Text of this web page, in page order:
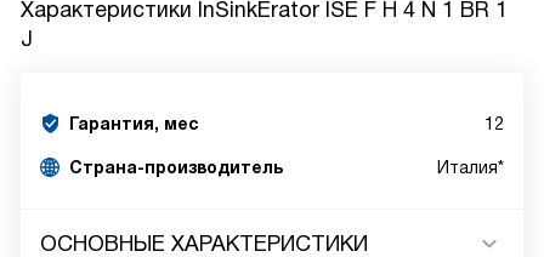
Характеристики InSinkErator ISE F H 4 N 1 BR 1
J
Гарантия, мес 12
Страна-производитель Италия*
ОСНОВНЫЕ ХАРАКТЕРИСТИКИ